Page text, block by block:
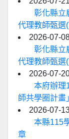
彰化縣立
代理教師甄選
2026-07-
彰化縣立
代理教師甄選
2026-07-
本府辦理
師共學圈計畫
2026-07-
本縣115
章